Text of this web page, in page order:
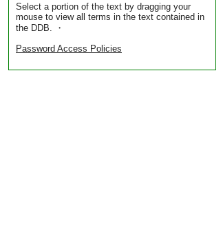
Select a portion of the text by dragging your
mouse to view all terms in the text contained in
the DDB. ・
Password Access Policies